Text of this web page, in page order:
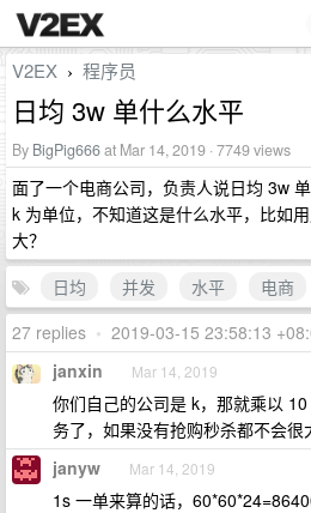
V2EX › 程序员
日均 3w 单什么水平
By BigPig666at Mar 14, 2019 · 7749 views
面了一个电商公司，负责人说日均 3w
k 为单位，不知道这是什么水平，比如
大？
日均
并发 水平
电商
27 replies • 2019-03-15 23:58:13
janxin Mar 14, 2019
你们自己的公司是 k，那就乘以
务了，如果没有抢购秒杀都不会很
janyw Mar 14, 2019
1s 一单来算的话，